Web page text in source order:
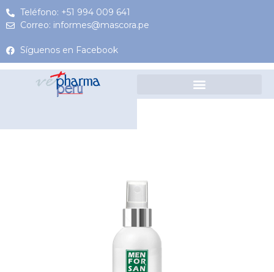
Teléfono: +51 994 009 641
Correo: informes@mascora.pe
Síguenos en Facebook